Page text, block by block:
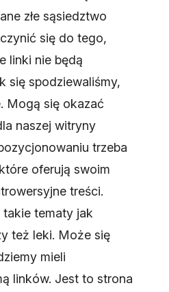
złe sąsiedztwo
się do tego,
linki nie będą
się spodziewaliśmy,
Mogą się okazać
naszej witryny
trzeba
oferują swoim
treści.
tematy jak
też leki. Może się
mieli
linków. Jest to strona